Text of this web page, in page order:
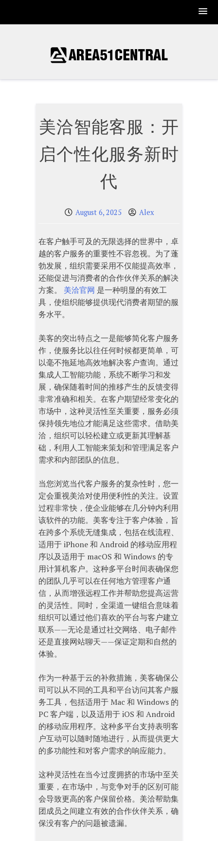
美洽智能客服：开
启个性化服务新时
代
August 6, 2025 Alex
在客户触手可及的无限选择的世界中，卓
越的客户服务的重要性不容忽视。为了蓬
勃发展，组织需要采用不仅能提高效率，
还能促进与消费者的合作伙伴关系的解决
方案。 美洽官网 是一种明显的有效工
具，使组织能够提供现代消费者期望的服
务水平。
美客的突出特点之一是能够简化客户服务
作，使服务比以往任何时候都更简单，可
以毫不拖延地高效地解决客户查询。通过
集成人工智能功能，系统不断学习和发
展，确保随着时间的推移产生的反馈变得
非常准确和相关。在客户期望经常变化的
市场中，这种灵活性至关重要，服务必须
保持领先地位才能满足这些需求。借助美
洽，组织可以轻松建立或更新其理解基
础，利用人工智能来策划和管理满足客户
需求和内部团队的信息。
当您浏览当代客户服务的复杂性时，您一
定会重视美洽对使用便利性的关注。设置
过程非常快，使企业能够在几分钟内利用
该软件的功能。美客专注于客户体验，旨
在跨多个系统无缝集成，包括在线流程、
适用于 iPhone 和 Android 的移动应用程
序以及适用于 macOS 和 Windows 的专
用计算机客户。这种多平台时间表确保您
的团队几乎可以在任何地方管理客户通
信，从而增强远程工作并帮助您提高运营
的灵活性。同时，全渠道一键组合意味着
组织可以通过他们喜欢的平台与客户建立
联系——无论是通过社交网络、电子邮件
还是直接网站聊天——保证定期和自然的
体验。
作为一种基于云的补救措施，美客确保公
司可以从不同的工具和平台访问其客户服
务工具，包括适用于 Mac 和 Windows 的
PC 客户端，以及适用于 iOS 和 Android
的移动应用程序。这种多平台支持表明客
户互动可以随时随地进行，从而提供更大
的多功能性和对客户需求的响应能力。
这种灵活性在当今过度拥挤的市场中至关
重要，在市场中，与竞争对手的区别可能
会导致更高的客户保留价格。美洽帮助集
团成员之间建立有效的合作伙伴关系，确
保没有客户的问题被遗漏。